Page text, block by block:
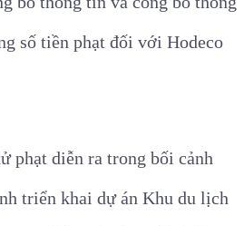
số tiền phạt đối với Hodeco
phạt diễn ra trong bối cảnh
triển khai dự án Khu du lịch